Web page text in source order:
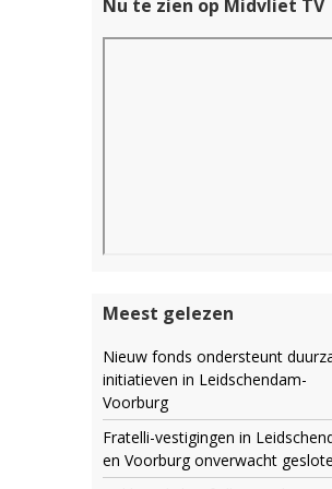
Nu te zien op Midvliet TV
Meest gelezen
Nieuw fonds ondersteunt
initiatieven in Leidschendam-
Voorburg
Fratelli-vestigingen in
en Voorburg onverwacht